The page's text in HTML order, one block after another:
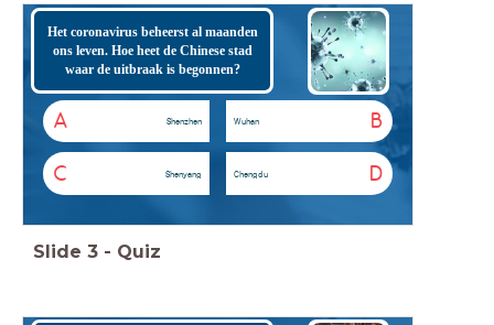
Het coronavirus beheerst al maanden
ons leven. Hoe heet de Chinese stad
waar de uitbraak is begonnen?
A Shenzhen B
Wuhan
C Shenyang D
Chengdu
Slide 3 - Quiz